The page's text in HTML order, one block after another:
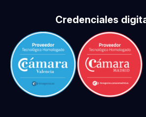
Credenciales